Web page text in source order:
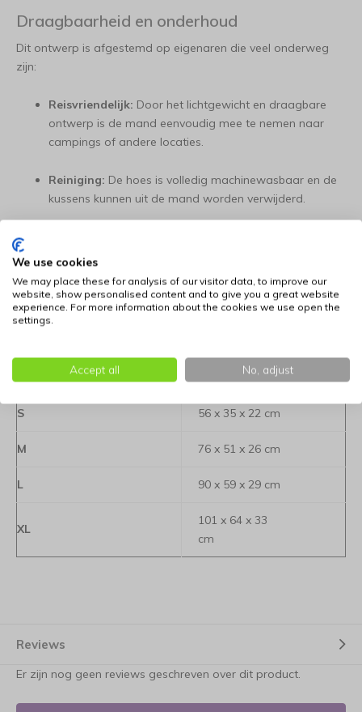
Draagbaarheid en onderhoud
Dit ontwerp is afgestemd op eigenaren die veel onderweg
zijn:
Reisvriendelijk: Door het lichtgewicht en draagbare
ontwerp is de mand eenvoudig mee te nemen naar
campings of andere locaties.
Reiniging: De hoes is volledig machinewasbaar en de
kussens kunnen uit de mand worden verwijderd.
een rits, waardoor de vulling aangepast of vervangen
kan worden om de levensduur te verlengen.
Bepaal de juiste maat voor uw hond: klik hier voor
informatie
Afmetingen
S 56 x 35 x 22 cm
M 76 x 51 x 26 cm
L 90 x 59 x 29 cm
XL
101 x 64 x 33
cm
Reviews
Er zijn nog geen reviews geschreven over dit product.
We use cookies
We may place these for analysis of our visitor data, to improve our
website, show personalised content and to give you a great website
experience. For more information about the cookies we use open the
settings.
Accept all No, adjust